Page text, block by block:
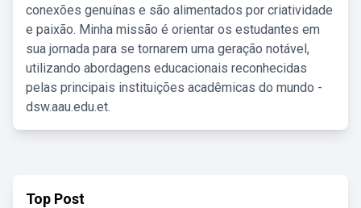
conexões genuínas e são alimentados por criatividade
e paixão. Minha missão é orientar os estudantes em
sua jornada para se tornarem uma geração notável,
utilizando abordagens educacionais reconhecidas
pelas principais instituições acadêmicas do mundo -
dsw.aau.edu.et.
Top Post